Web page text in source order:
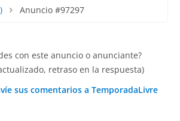
Anuncio #97297
con este anuncio o anunciante?
retraso en la respuesta)
sus comentarios a TemporadaLivre